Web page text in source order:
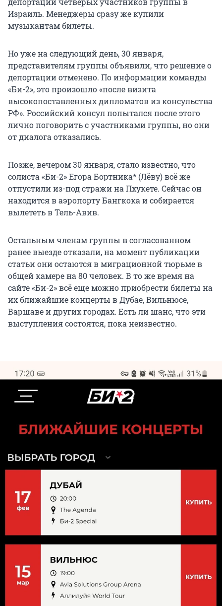
Израиль. Менеджеры сразу же купили
музыкантам билеты.
Но уже на следующий день, 30 января,
представителям группы объявили, что решение о
депортации отменено. По информации команды
«Би-2», это произошло «после визита
высокопоставленных дипломатов из консульства
РФ». Российский консул попытался после этого
лично поговорить с участниками группы, но они
от диалога отказались.
Позже, вечером 30 января, стало известно, что
солиста «Би-2» Егора Бортника* (Лёву) всё же
отпустили из-под стражи на Пхукете. Сейчас он
находится в аэропорту Бангкока и собирается
вылететь в Тель-Авив.
Остальным членам группы в согласованном
ранее выезде отказали, на момент публикации
статьи они остаются в миграционной тюрьме в
общей камере на 80 человек. В то же время на
сайте «Би-2» всё еще можно приобрести билеты на
их ближайшие концерты в Дубае, Вильнюсе,
Варшаве и других городах. Есть ли шанс, что эти
выступления состоятся, пока неизвестно.